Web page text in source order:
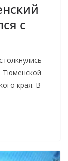
с
Тюменской
края. В